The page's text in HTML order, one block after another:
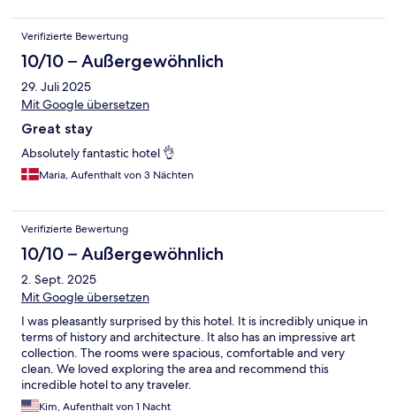
Verifizierte Bewertung
10/10 – Außergewöhnlich
29. Juli 2025
Mit Google übersetzen
Great stay
Absolutely fantastic hotel 👌
Maria, Aufenthalt von 3 Nächten
Verifizierte Bewertung
10/10 – Außergewöhnlich
2. Sept. 2025
Mit Google übersetzen
I was pleasantly surprised by this hotel. It is incredibly unique in
terms of history and architecture. It also has an impressive art
collection. The rooms were spacious, comfortable and very
clean. We loved exploring the area and recommend this
incredible hotel to any traveler.
Kim, Aufenthalt von 1 Nacht